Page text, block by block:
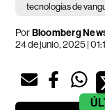
tecnologías de
PorBloomberg
24 de junio, 2025 |